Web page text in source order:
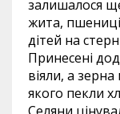
залишалося
жита,
дітей на
Принесені
віяли, а
якого пекли